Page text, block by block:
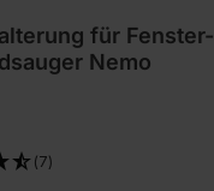
für Fenster-
Nemo
(7)